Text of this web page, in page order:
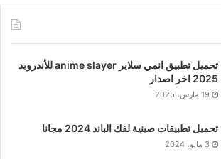
تحميل تطبيق انمي سلاير anime slayer للأندرويد
2025 اخر اصدار
19 مارس، 2025
تحميل تطبيقات صينية لفك الباند 2024 مجانا
3 مايو، 2024